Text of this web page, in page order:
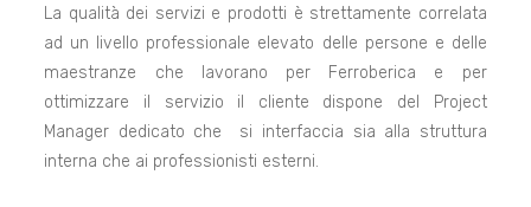
La qualità dei servizi e prodotti è strettamente correlata
ad un livello professionale elevato delle persone e delle
maestranze che lavorano per Ferroberica e per
ottimizzare il servizio il cliente dispone del Project
Manager dedicato che si interfaccia sia alla struttura
interna che ai professionisti esterni.